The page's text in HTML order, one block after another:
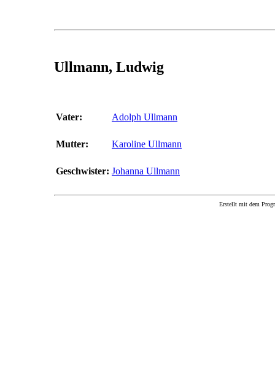
Ullmann, Ludwig
Vater: Adolph Ullmann
Mutter: Karoline Ullmann
Geschwister: Johanna Ullmann
Erstellt mit dem